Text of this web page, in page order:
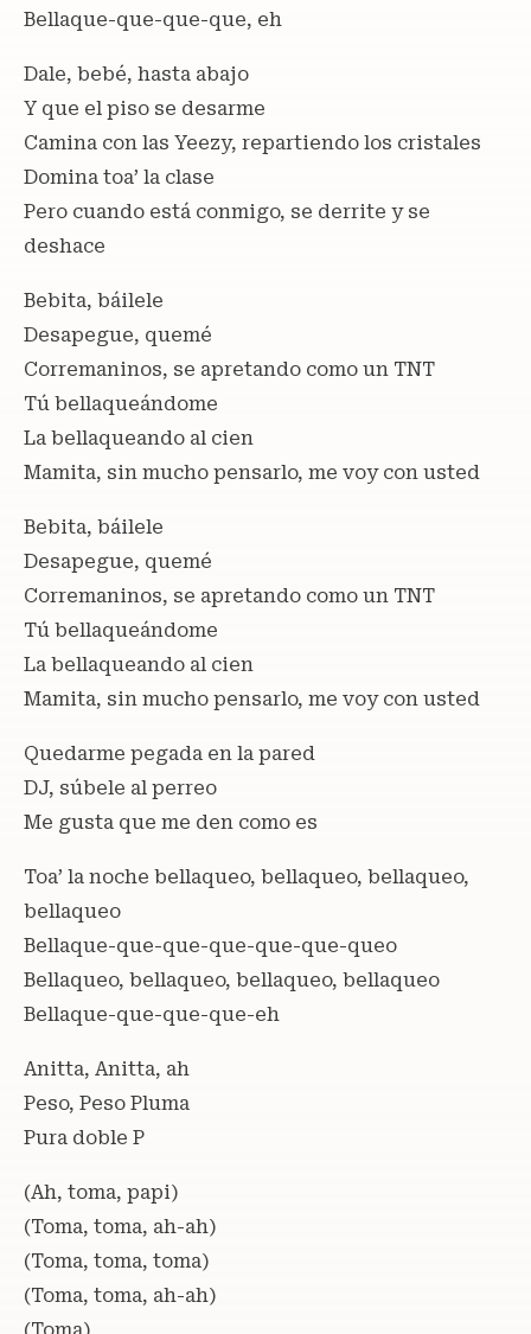
Bellaque-que-que-que, eh
Dale, bebé, hasta abajo
Y que el piso se desarme
Camina con las Yeezy, repartiendo los cristales
Domina toa’ la clase
Pero cuando está conmigo, se derrite y se
deshace
Bebita, báilele
Desapegue, quemé
Corremaninos, se apretando como un TNT
Tú bellaqueándome
La bellaqueando al cien
Mamita, sin mucho pensarlo, me voy con usted
Bebita, báilele
Desapegue, quemé
Corremaninos, se apretando como un TNT
Tú bellaqueándome
La bellaqueando al cien
Mamita, sin mucho pensarlo, me voy con usted
Quedarme pegada en la pared
DJ, súbele al perreo
Me gusta que me den como es
Toa’ la noche bellaqueo, bellaqueo, bellaqueo,
bellaqueo
Bellaque-que-que-que-que-que-queo
Bellaqueo, bellaqueo, bellaqueo, bellaqueo
Bellaque-que-que-que-eh
Anitta, Anitta, ah
Peso, Peso Pluma
Pura doble P
(Ah, toma, papi)
(Toma, toma, ah-ah)
(Toma, toma, toma)
(Toma, toma, ah-ah)